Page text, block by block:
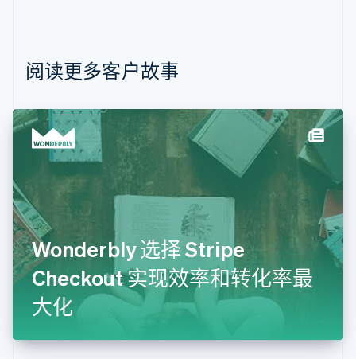
阅读更多客户故事
Wonderbly 选择 Stripe
Checkout 实现效率和转化率最
大化
Nederlands Français Deutsch
波兰
丹麦
English
德国
DeutschEnglish
法国
English
芬兰
English
荷兰
NederlandsEnglish
加拿大
Français
捷克
克罗地亚